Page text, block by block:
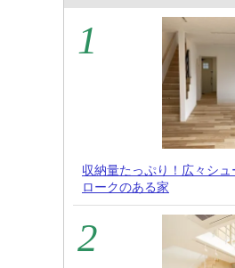
収納量たっぷり！広々シュ
ロークのある家